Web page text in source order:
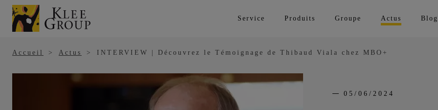
Aller
au
contenu
principal
Service Produits Groupe Actus Blog
Accueil Actus INTERVIEW | Découvrez le Témoignage de Thibaud Viala chez MBO+
05/06/2024